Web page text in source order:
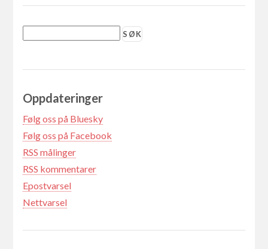
Oppdateringer
Følg oss på Bluesky
Følg oss på Facebook
RSS målinger
RSS kommentarer
Epostvarsel
Nettvarsel